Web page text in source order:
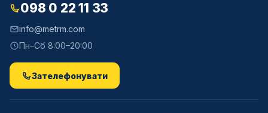
098 0 22 11 33
info@metrm.com
Пн–Сб 8:00–20:00
Зателефонувати